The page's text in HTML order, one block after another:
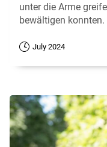
unter die Arme
bewältigen konnten.
July 2024